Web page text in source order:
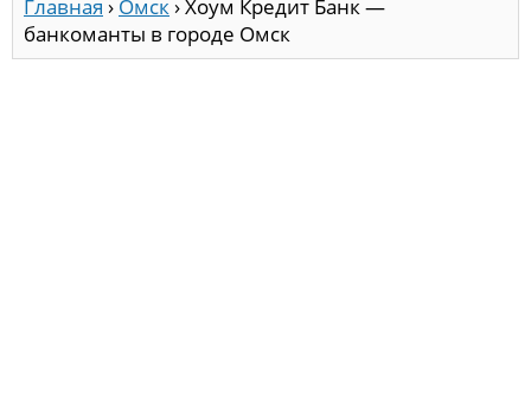
Главная › Омск›Хоум Кредит Банк —
банкоманты в городе Омск